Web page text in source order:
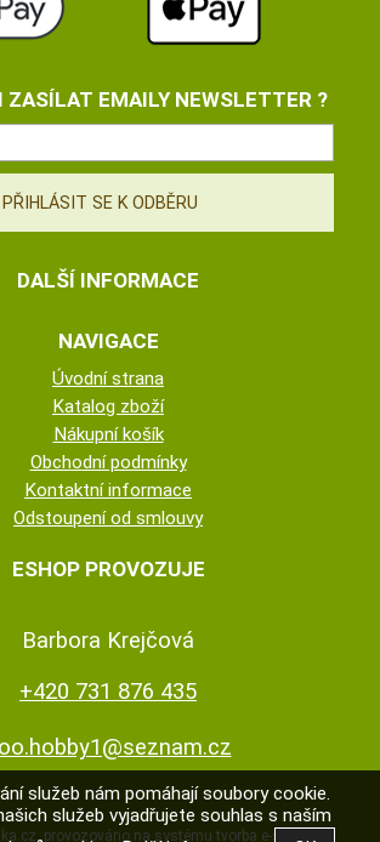
ZASÍLAT EMAILY NEWSLETTER ?
DALŠÍ INFORMACE
NAVIGACE
Úvodní strana
Katalog zboží
Nákupní košík
Obchodní podmínky
Kontaktní informace
Odstoupení od smlouvy
ESHOP PROVOZUJE
Barbora Krejčová
+420 731 876 435
,provozováno na systému tvorba e-shopu
služeb nám pomáhají soubory cookie.
služeb vyjadřujete souhlas s naším